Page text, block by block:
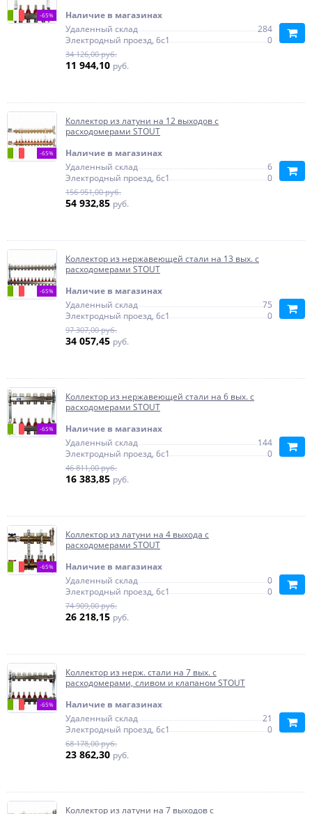
-65%
Наличие в магазинах
Удаленный склад
284
Электродный проезд, 6с1
0
34 126,00 руб.
11 944,10 руб.
-65%
Коллектор из латуни на 12 выходов с
расходомерами STOUT
Наличие в магазинах
Удаленный склад
6
Электродный проезд, 6с1
0
156 951,00 руб.
54 932,85 руб.
-65%
Коллектор из нержавеющей стали на 13 вых. с
расходомерами STOUT
Наличие в магазинах
Удаленный склад
75
Электродный проезд, 6с1
0
97 307,00 руб.
34 057,45 руб.
-65%
Коллектор из нержавеющей стали на 6 вых. с
расходомерами STOUT
Наличие в магазинах
Удаленный склад
144
Электродный проезд, 6с1
0
46 811,00 руб.
16 383,85 руб.
-65%
Коллектор из латуни на 4 выхода с
расходомерами STOUT
Наличие в магазинах
Удаленный склад
0
Электродный проезд, 6с1
0
74 909,00 руб.
26 218,15 руб.
-65%
Коллектор из нерж. стали на 7 вых. с
расходомерами, сливом и клапаном STOUT
Наличие в магазинах
Удаленный склад
21
Электродный проезд, 6с1
0
68 178,00 руб.
23 862,30 руб.
Коллектор из латуни на 7 выходов с